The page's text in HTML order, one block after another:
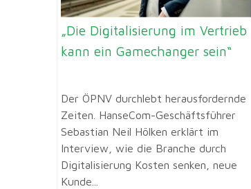
„Die Digitalisierung im Vertrieb
kann ein Gamechanger sein“
Der ÖPNV durchlebt herausfordernde
Zeiten. HanseCom-Geschäftsführer
Sebastian Neil Hölken erklärt im
Interview, wie die Branche durch
Digitalisierung Kosten senken, neue
Kunde...